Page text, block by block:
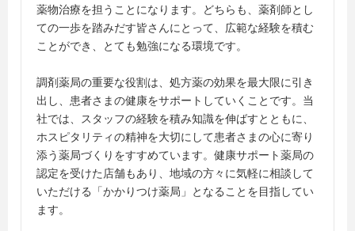
薬物治療を担うことになります。どちらも、薬剤師とし
ての一歩を踏みだす皆さんにとって、広範な経験を積む
ことができ、とても勉強になる環境です。
調剤薬局の重要な役割は、処方薬の効果を最大限に引き
出し、患者さまの健康をサポートしていくことです。当
社では、スタッフの経験を積み知識を伸ばすとともに、
ホスピタリティの精神を大切にして患者さまの心に寄り
添う薬局づくりをすすめています。健康サポート薬局の
認定を受けた店舗もあり、地域の方々に気軽に相談して
いただける「かかりつけ薬局」となることを目指してい
ます。